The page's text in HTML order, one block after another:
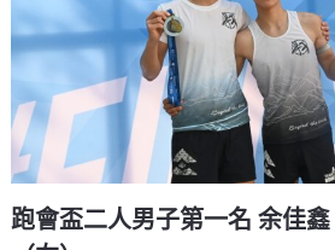
跑會盃二人男子第一名 余佳